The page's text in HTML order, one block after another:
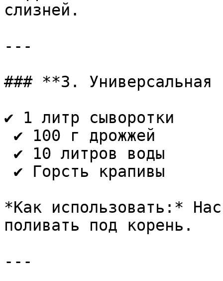
слизней.
---
### **3. Универсальная
✔ 1 литр сыворотки
*Как использовать:*
поливать под корень.
---